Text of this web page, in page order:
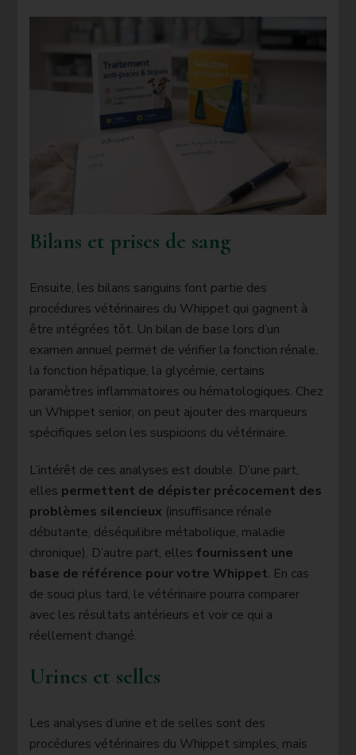
Bilans et prises de sang
Ensuite, les bilans sanguins font partie des
procédures vétérinaires du Whippet qui gagnent à
être intégrées tôt. Un bilan de base lors d’un
examen annuel permet de vérifier la fonction rénale,
la fonction hépatique, la glycémie, certains
paramètres inflammatoires ou hématologiques. Chez
un Whippet senior, on peut ajouter des marqueurs
spécifiques selon les suspicions du vétérinaire.
L’intérêt de ces analyses est double. D’une part,
elles permettent de dépister précocement des
problèmes silencieux (insuffisance rénale
débutante, déséquilibre métabolique, maladie
chronique). D’autre part, elles fournissent une
base de référence pour votre Whippet. En cas
de souci plus tard, le vétérinaire pourra comparer
avec les résultats antérieurs et voir ce qui a
réellement changé.
Urines et selles
Les analyses d’urine et de selles sont des
procédures vétérinaires du Whippet simples, mais